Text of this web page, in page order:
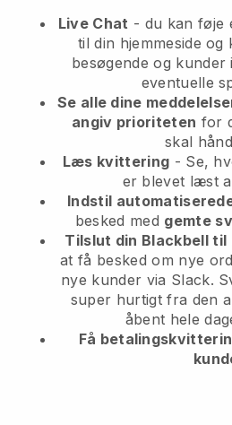
Live Chat - du kan føje
til din hjemmeside og
besøgende og
eventuelle
Se alle dine
angiv prioriteten for
skal
Læs kvittering - Se,
er blevet læst
Indstil
besked med gemte
Tilslut din Blackbell
at få besked om nye
nye kunder via Slack.
super hurtigt fra den
åbent hele
Få